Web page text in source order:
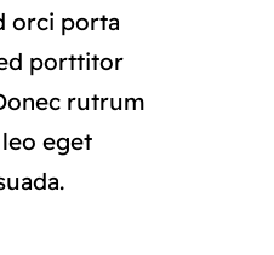
orci porta
porttitor
rutrum
eget